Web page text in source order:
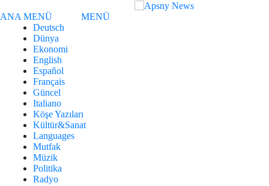
ANA MENÜ
MENÜ
Deutsch
Dünya
Ekonomi
English
Español
Français
Güncel
Italiano
Köşe Yazıları
Kültür&Sanat
Languages
Mutfak
Müzik
Politika
Radyo